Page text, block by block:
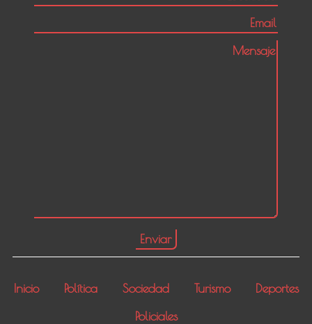
Inicio Política Sociedad Turismo
Deportes
Policiales